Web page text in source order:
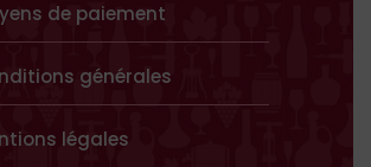
de paiement
générales
légales